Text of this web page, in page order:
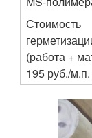
Стоимость
(работа +
195 руб./м.п.